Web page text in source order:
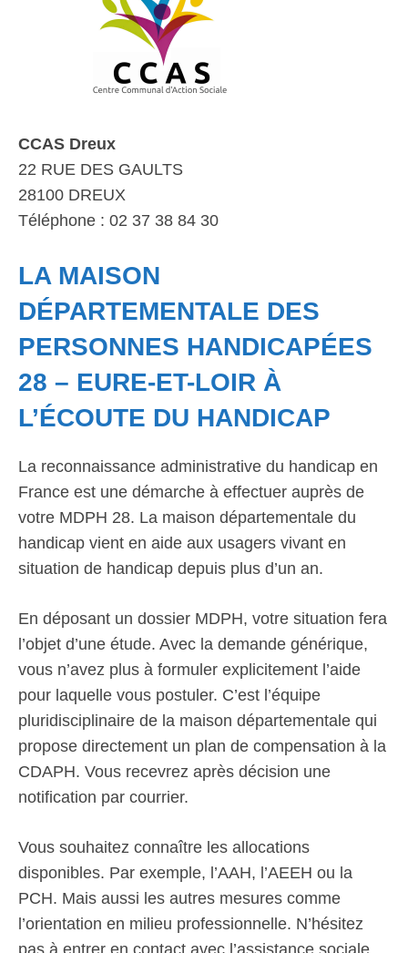
CCAS Dreux
22 RUE DES GAULTS
28100 DREUX
Téléphone : 02 37 38 84 30
LA MAISON
DÉPARTEMENTALE DES
PERSONNES HANDICAPÉES
28 – EURE-ET-LOIR À
L’ÉCOUTE DU HANDICAP
La reconnaissance administrative du handicap en
France est une démarche à effectuer auprès de
votre MDPH 28. La maison départementale du
handicap vient en aide aux usagers vivant en
situation de handicap depuis plus d’un an.
En déposant un dossier MDPH, votre situation fera
l’objet d’une étude. Avec la demande générique,
vous n’avez plus à formuler explicitement l’aide
pour laquelle vous postuler. C’est l’équipe
pluridisciplinaire de la maison départementale qui
propose directement un plan de compensation à la
CDAPH. Vous recevrez après décision une
notification par courrier.
Vous souhaitez connaître les allocations
disponibles. Par exemple, l’AAH, l’AEEH ou la
PCH. Mais aussi les autres mesures comme
l’orientation en milieu professionnelle. N’hésitez
pas à entrer en contact avec l’assistance sociale